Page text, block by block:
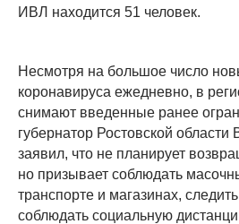
ИВЛ находится 51 человек.
Несмотря на большое число
коронавируса ежедневно, в
снимают введенные ранее
губернатор Ростовской области
заявил, что не планирует
но призывает соблюдать
транспорте и магазинах,
соблюдать социальную